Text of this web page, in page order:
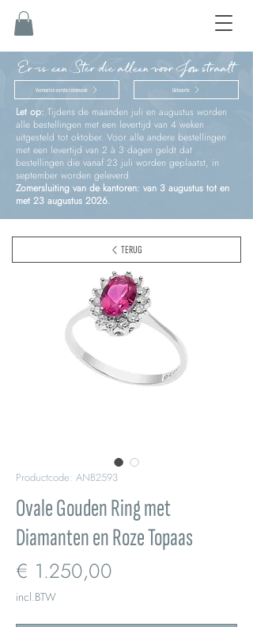
Er is een Ster die alleen voor Jou straalt
Vormsel en eerste communie Geboorte
Let op: Tijdens de maanden juli en augustus worden
alle bestellingen met een levertijd van 4 weken
uitgesteld tot oktober. Voor alle andere bestellingen
met een levertijd van 2 à 3 dagen geldt dat
bestellingen die vanaf 23 juli worden geplaatst, in
september worden geleverd.
Zomersluiting van de kantoren: van 3 augustus tot en
met 23 augustus 2026.
Productcode: ANB2593
Ovale Gouden Ring met
Diamanten en Roze Topaas
€ 1.250,00
incl.BTW
TERUG